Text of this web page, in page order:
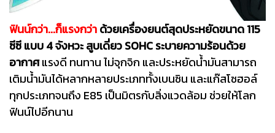
ฟินน์กว่า...ก็แรงกว่าด้วยเครื่องยนต์สุดประหยัดขนาด 115
ซีซี แบบ 4 จังหวะ สูบเดี่ยว SOHC ระบายความร้อนด้วย
อากาศแรงดี ทนทาน ไม่จุกจิก และประหยัดน้ำมันสามารถ
เติมน้ำมันได้หลากหลายประเภททั้งเบนซิน และแก๊สโซฮอล์
ทุกประเภทจนถึง E85 เป็นมิตรกับสิ่งแวดล้อม ช่วยให้โลก
ฟินน์ไปอีกนาน